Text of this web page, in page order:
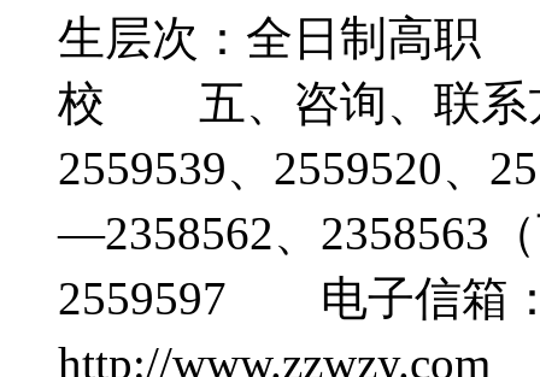
生层次：全日制高职
校 五、咨询、联
2559539、2559520
—2358562、
2559597 电子信箱
http://